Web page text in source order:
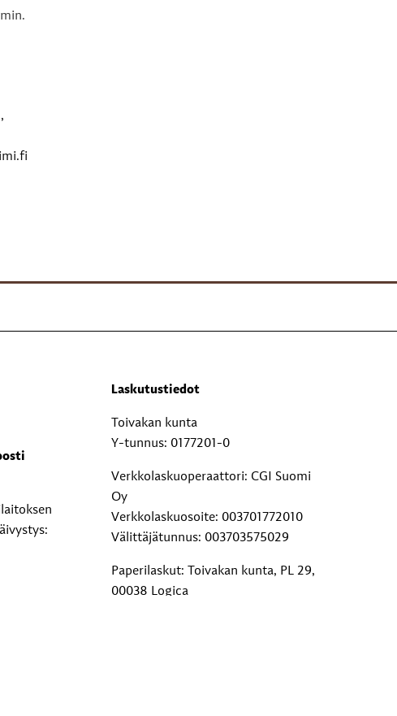
Laskutustiedot
Toivakan kunta
Y-tunnus: 0177201-0
Verkkolaskuoperaattori: CGI Suomi
Oy
Verkkolaskuosoite: 003701772010
Välittäjätunnus: 003703575029
Paperilaskut: Toivakan kunta, PL 29,
00038 Logica